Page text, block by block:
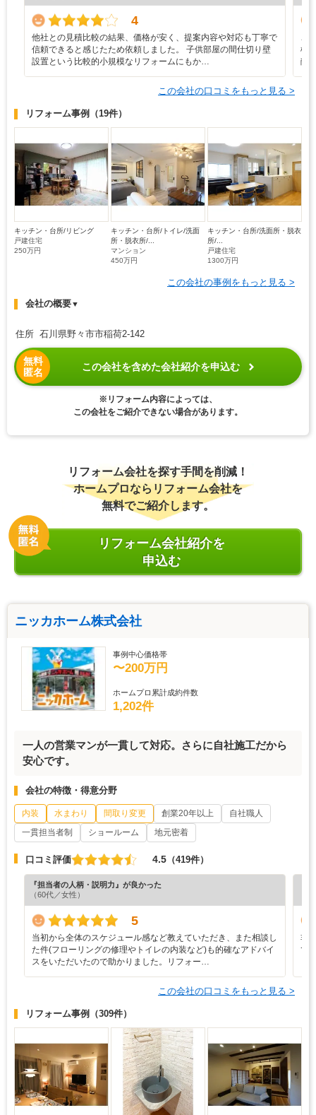
4
他社との見積比較の結果、価格が安く、提案内容や対応も丁寧で
信頼できると感じたため依頼しました。 子供部屋の間仕切り壁
設置という比較的小規模なリフォームにもか…
こ
様
敵
この会社の口コミをもっと見る >
リフォーム事例 （19件）
キッチン・台所/リビング
戸建住宅
250万円
キッチン・台所/トイレ/洗面
所・脱衣所/...
マンション
450万円
キッチン・台所/洗面所・脱衣
所/...
戸建住宅
1300万円
この会社の事例をもっと見る >
会社の概要▼
住所 石川県野々市市稲荷2-142
無料
匿名
この会社を含めた会社紹介を申込む
※リフォーム内容によっては、
この会社をご紹介できない場合があります。
リフォーム会社を探す手間を削減！
ホームプロならリフォーム会社を
無料でご紹介します。
リフォーム会社紹介を
申込む
ニッカホーム株式会社
事例中心価格帯
〜200万円
ホームプロ累計成約件数
1,202件
一人の営業マンが一貫して対応。さらに自社施工だから
安心です。
会社の特徴・得意分野
内装 水まわり 間取り変更 創業20年以上
自社職人
一貫担当者制
ショールーム 地元密着
口コミ評価 4.5 （419件）
『担当者の人柄・説明力』が良かった
（60代／女性）
5
当初から全体のスケジュール感など教えていただき、また相談し
た件(フローリングの修理やトイレの内装など)も的確なアドバイ
スをいただいたので助かりました。リフォー…
非
て
この会社の口コミをもっと見る >
リフォーム事例 （309件）